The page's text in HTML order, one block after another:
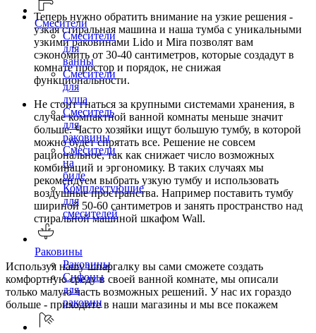
Смесители
Смесители
для
ванны
Смесители
для
душа
Смеситель
для
раковины
Смесители
на
биде
Комплектующие
для
смесителей
Раковины
Раковины
Сифоны
для
раковин
Теперь нужно обратить внимание на узкие решения -
узкая стиральная машина и наша тумба с уникальными
узкими раковинами Lido и Mira позволят вам
сэкономить от 30-40 сантиметров, которые создадут в
комнате простор и порядок, не снижая
функциональности.
Не стоит гнаться за крупными системами хранения, в
случае компактной ванной комнаты меньше значит
больше. Часто хозяйки ищут большую тумбу, в которой
можно будет спрятать все. Решение не совсем
рациональное, так как снижает число возможных
комбинаций и эргономику. В таких случаях мы
рекомендуем выбрать узкую тумбу и использовать
воздушные пространства. Например поставить тумбу
шириной 50-60 сантиметров и занять пространство над
стиральной машиной шкафом Wall.
Используя нашу шпаргалку вы сами сможете создать
комфортную среду в своей ванной комнате, мы описали
только малую часть возможных решений. У нас их гораздо
больше - приходите в наши магазины и мы все покажем